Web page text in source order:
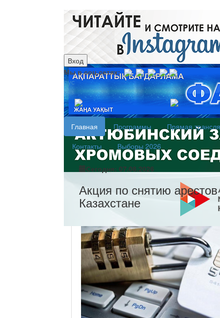
Вход
Мы в соц.сетях:
рус
каз
Главная Программы
Прямая
Контакты
Выборы 2026
Сегодня: 07.08.2026
Акция по снятию
Казахстане